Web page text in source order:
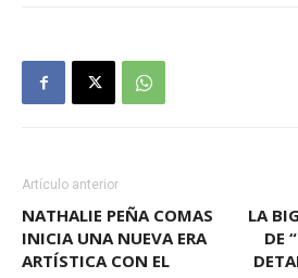
Artículo anterior
NATHALIE PEÑA COMAS
INICIA UNA NUEVA ERA
ARTÍSTICA CON EL
LA
DE